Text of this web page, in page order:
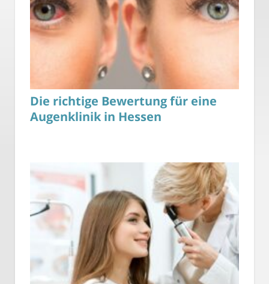
Die richtige Bewertung für eine
Augenklinik in Hessen